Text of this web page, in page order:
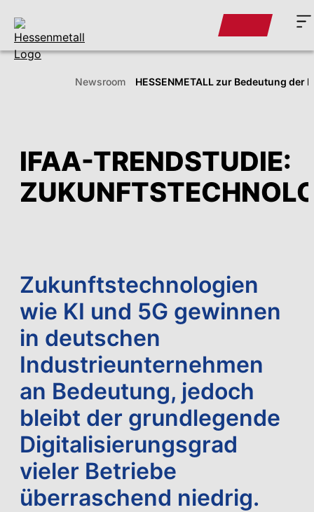
IFAA-TRENDSTUDIE:
Zukunftstechnologien
wie KI und 5G gewinnen
in deutschen
Industrieunternehmen
an Bedeutung, jedoch
bleibt der grundlegende
Digitalisierungsgrad
vieler Betriebe
überraschend niedrig.
Newsroom HESSENMETALL zur Bedeutung